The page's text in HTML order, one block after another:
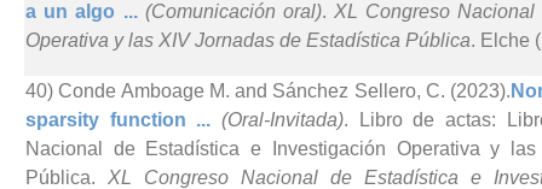
a un algo ... (Comunicación oral). XL Congreso
Operativa y las XIV Jornadas de Estadística Pública. Elche
40) Conde Amboage M. and Sánchez Sellero, C. (2023).
sparsity function ... (Oral-Invitada). Libro de actas:
Nacional de Estadística e Investigación Operativa y
Pública. XL Congreso Nacional de Estadística e